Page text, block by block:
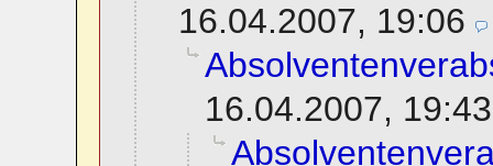
16.04.2007, 19:06
16.04.2007, 19:43